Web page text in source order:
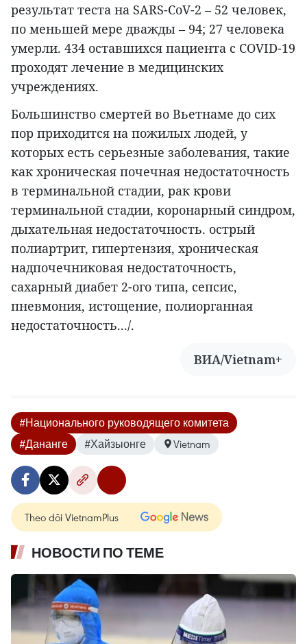
результат теста на SARS-CoV-2 – 52 человек,
по меньшей мере дважды – 94; 27 человека
умерли. 434 оставшихся пациента с COVID-19
проходят лечение в медицинских
учреждениях.
Большинство смертей во Вьетнаме до сих
пор приходится на пожилых людей, у
которых есть серьезные заболевания, такие
как хроническая почечная недостаточность
в терминальной стадии, рак крови
терминальной стадии, коронарный синдром,
дыхательная недостаточность. острый
полиартрит, гипертензия, хроническая
надпочечниковая недостаточность,
сахарный диабет 2-ого типа, сепсис,
пневмония, истощение, полиорганная
недостаточность.../.
ВИА/Vietnam+
#Национального руководящего комитета
#Дананге
#Хайзыонге Vietnam
Theo dõi VietnamPlus
НОВОСТИ ПО ТЕМЕ